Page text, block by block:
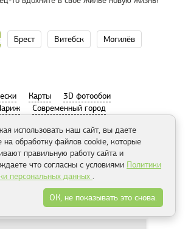
Брест Витебск Могилёв
Карты
3D фотообои
Современный город
использовать наш сайт, вы даете
на обработку файлов cookie, которые
правильную работу сайта и
что согласны с условиями Политики
персональных данных .
ОК, не показывать это снова.